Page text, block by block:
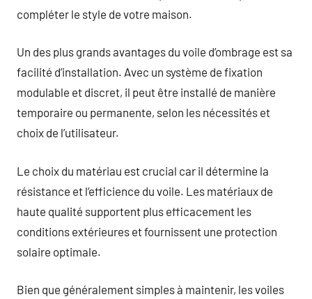
compléter le style de votre maison.
Un des plus grands avantages du voile d’ombrage est sa
facilité d’installation. Avec un système de fixation
modulable et discret, il peut être installé de manière
temporaire ou permanente, selon les nécessités et
choix de l’utilisateur.
Le choix du matériau est crucial car il détermine la
résistance et l’efficience du voile. Les matériaux de
haute qualité supportent plus efficacement les
conditions extérieures et fournissent une protection
solaire optimale.
Bien que généralement simples à maintenir, les voiles